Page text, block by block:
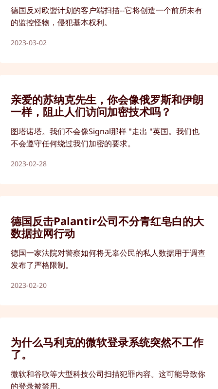
德国反对欧盟计划的客户端扫描--它将创造一个前所未有
的监控怪物，侵犯基本权利。
2023-03-02
亲爱的苏纳克先生，你会像俄罗斯和伊朗
一样，阻止人们访问加密技术吗？
图塔诺塔。我们不会像Signal那样 "走出 "英国。我们也
不会遵守任何绕过我们加密的要求。
2023-02-28
德国反击Palantir公司不分青红皂白的大
数据拉网行动
德国一家法院对警察如何将无辜公民的私人数据用于调查
发布了严格限制。
2023-02-20
为什么马利克的微软登录系统突然不工作
了。
微软和谷歌等大型科技公司扫描犯罪内容。这可能导致你
的登录被禁用。